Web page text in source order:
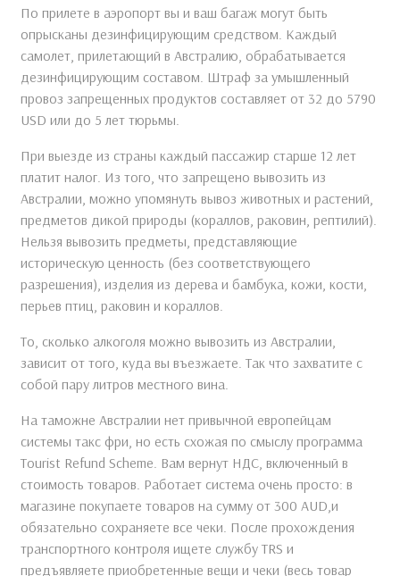
По прилете в аэропорт вы и ваш багаж могут быть
опрысканы дезинфицирующим средством. Каждый
самолет, прилетающий в Австралию, обрабатывается
дезинфицирующим составом. Штраф за умышленный
провоз запрещенных продуктов составляет от 32 до 5790
USD или до 5 лет тюрьмы.
При выезде из страны каждый пассажир старше 12 лет
платит налог. Из того, что запрещено вывозить из
Австралии, можно упомянуть вывоз животных и растений,
предметов дикой природы (кораллов, раковин, рептилий).
Нельзя вывозить предметы, представляющие
историческую ценность (без соответствующего
разрешения), изделия из дерева и бамбука, кожи, кости,
перьев птиц, раковин и кораллов.
То, сколько алкоголя можно вывозить из Австралии,
зависит от того, куда вы въезжаете. Так что захватите с
собой пару литров местного вина.
На таможне Австралии нет привычной европейцам
системы такс фри, но есть схожая по смыслу программа
Tourist Refund Scheme. Вам вернут НДС, включенный в
стоимость товаров. Работает система очень просто: в
магазине покупаете товаров на сумму от 300 AUD,и
обязательно сохраняете все чеки. После прохождения
транспортного контроля ищете службу TRS и
предъявляете приобретенные вещи и чеки (весь товар